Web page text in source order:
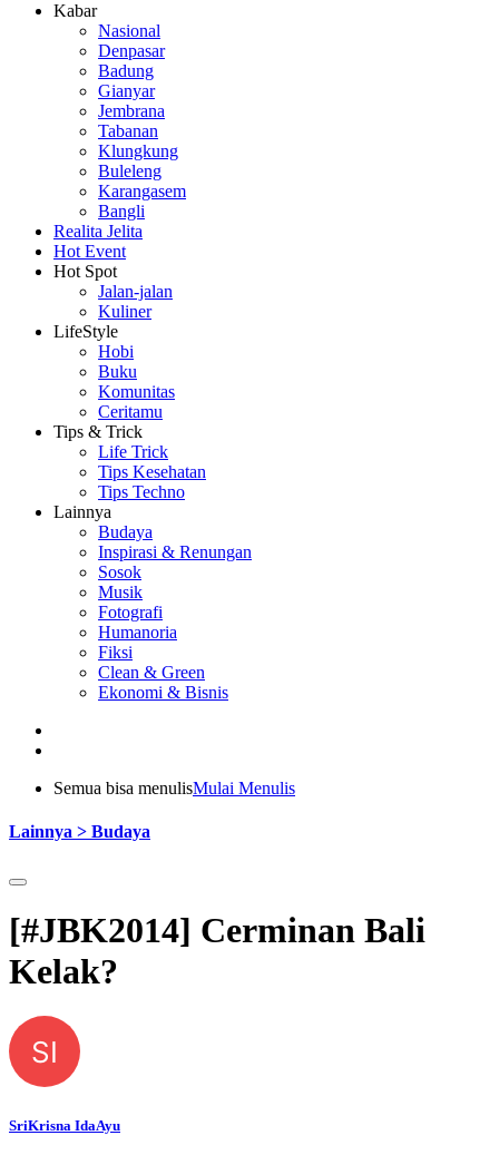
Kabar
Nasional
Denpasar
Badung
Gianyar
Jembrana
Tabanan
Klungkung
Buleleng
Karangasem
Bangli
Realita Jelita
Hot Event
Hot Spot
Jalan-jalan
Kuliner
LifeStyle
Hobi
Buku
Komunitas
Ceritamu
Tips & Trick
Life Trick
Tips Kesehatan
Tips Techno
Lainnya
Budaya
Inspirasi & Renungan
Sosok
Musik
Fotografi
Humanoria
Fiksi
Clean & Green
Ekonomi & Bisnis
Semua bisa menulisMulai Menulis
Lainnya > Budaya
[#JBK2014] Cerminan Bali
Kelak?
SI
SriKrisna IdaAyu